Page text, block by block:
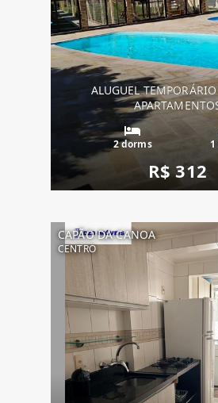
ALUGUEL
2 dorms
R$ 312
CAPÃO DA CANOA
CENTRO